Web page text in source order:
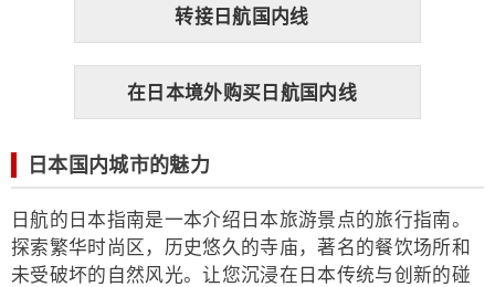
转接日航国内线
在日本境外购买日航国内线
日本国内城市的魅力
日航的日本指南是一本介绍日本旅游景点的旅行指南。
探索繁华时尚区，历史悠久的寺庙，著名的餐饮场所和
未受破坏的自然风光。让您沉浸在日本传统与创新的碰